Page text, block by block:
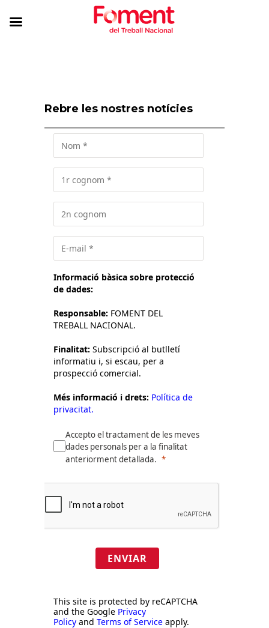
Rebre les nostres notícies
Informació bàsica sobre protecció
de dades:
Responsable: FOMENT DEL
TREBALL NACIONAL.
Finalitat: Subscripció al butlletí
informatiu i, si escau, per a
prospecció comercial.
Més informació i drets: Política de
privacitat.
Accepto el tractament de les meves
dades personals per a la finalitat
anteriorment detallada.
ENVIAR
This site is protected by reCAPTCHA
and the Google Privacy
Policy and Terms of Service apply.